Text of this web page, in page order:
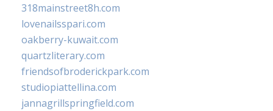
318mainstreet8h.com
lovenailsspari.com
oakberry-kuwait.com
quartzliterary.com
friendsofbroderickpark.com
studiopiattellina.com
jannagrillspringfield.com